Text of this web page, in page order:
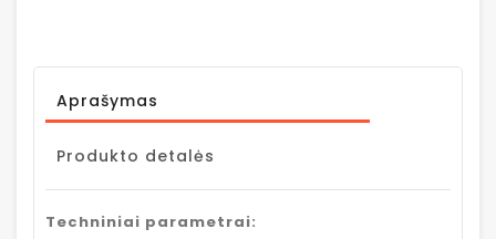
Aprašymas
Produkto detalės
Techniniai parametrai: